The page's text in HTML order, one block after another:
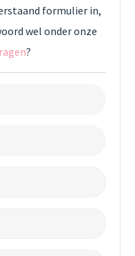
formulier in,
wel onder onze
?